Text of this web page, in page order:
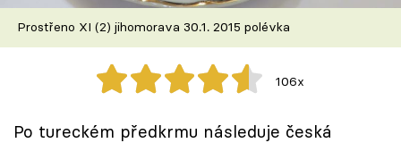
Speciál: Cuketa
Těhotnej kuchař
Prostřeno XI (2) jihomorava 30.1. 2015 polévka
106x
Po tureckém předkrmu následuje česká